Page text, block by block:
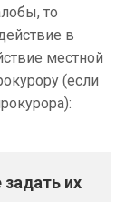
то
в
местной
(если
их